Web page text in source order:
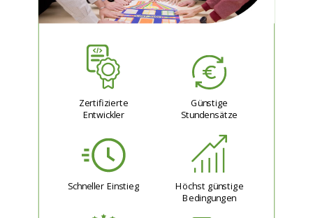
Zertifizierte
Entwickler
Günstige
Stundensätze
Schneller Einstieg
Höchst günstige
Bedingungen